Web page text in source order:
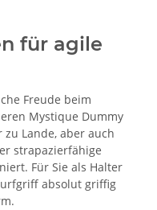
für agile
Freude beim
Mystique Dummy
Lande, aber auch
strapazierfähige
Für Sie als Halter
absolut griffig